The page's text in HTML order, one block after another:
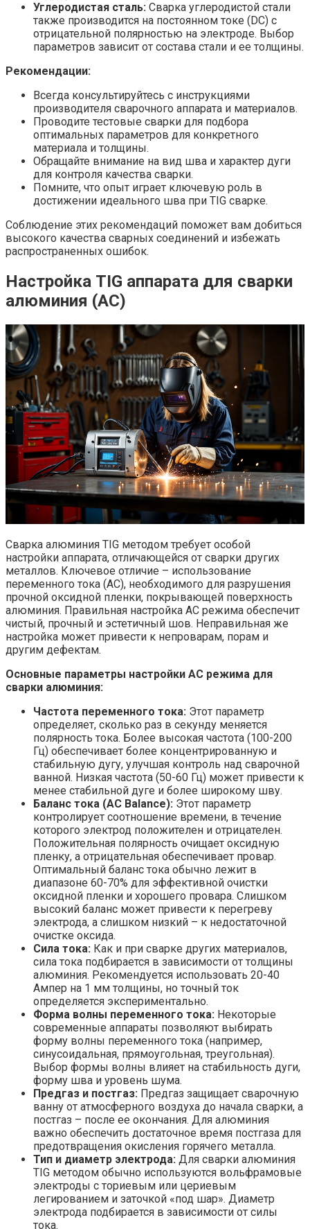
Углеродистая сталь: Сварка углеродистой стали
также производится на постоянном токе (DC) с
отрицательной полярностью на электроде. Выбор
параметров зависит от состава стали и ее толщины.
Рекомендации:
Всегда консультируйтесь с инструкциями
производителя сварочного аппарата и материалов.
Проводите тестовые сварки для подбора
оптимальных параметров для конкретного
материала и толщины.
Обращайте внимание на вид шва и характер дуги
для контроля качества сварки.
Помните, что опыт играет ключевую роль в
достижении идеального шва при TIG сварке.
Соблюдение этих рекомендаций поможет вам добиться
высокого качества сварных соединений и избежать
распространенных ошибок.
Настройка TIG аппарата для сварки
алюминия (AC)
Сварка алюминия TIG методом требует особой
настройки аппарата, отличающейся от сварки других
металлов. Ключевое отличие – использование
переменного тока (AC), необходимого для разрушения
прочной оксидной пленки, покрывающей поверхность
алюминия. Правильная настройка AC режима обеспечит
чистый, прочный и эстетичный шов. Неправильная же
настройка может привести к непроварам, порам и
другим дефектам.
Основные параметры настройки AC режима для
сварки алюминия:
Частота переменного тока: Этот параметр
определяет, сколько раз в секунду меняется
полярность тока. Более высокая частота (100-200
Гц) обеспечивает более концентрированную и
стабильную дугу, улучшая контроль над сварочной
ванной. Низкая частота (50-60 Гц) может привести к
менее стабильной дуге и более широкому шву.
Баланс тока (AC Balance): Этот параметр
контролирует соотношение времени, в течение
которого электрод положителен и отрицателен.
Положительная полярность очищает оксидную
пленку, а отрицательная обеспечивает провар.
Оптимальный баланс тока обычно лежит в
диапазоне 60-70% для эффективной очистки
оксидной пленки и хорошего провара. Слишком
высокий баланс может привести к перегреву
электрода, а слишком низкий – к недостаточной
очистке оксида.
Сила тока: Как и при сварке других материалов,
сила тока подбирается в зависимости от толщины
алюминия. Рекомендуется использовать 20-40
Ампер на 1 мм толщины, но точный ток
определяется экспериментально.
Форма волны переменного тока: Некоторые
современные аппараты позволяют выбирать
форму волны переменного тока (например,
синусоидальная, прямоугольная, треугольная).
Выбор формы волны влияет на стабильность дуги,
форму шва и уровень шума.
Предгаз и постгаз: Предгаз защищает сварочную
ванну от атмосферного воздуха до начала сварки, а
постгаз – после ее окончания. Для алюминия
важно обеспечить достаточное время постгаза для
предотвращения окисления горячего металла.
Тип и диаметр электрода: Для сварки алюминия
TIG методом обычно используются вольфрамовые
электроды с ториевым или цериевым
легированием и заточкой «под шар». Диаметр
электрода подбирается в зависимости от силы
тока.